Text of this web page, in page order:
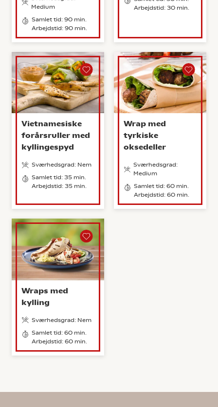
Medium
Samlet tid: 90 min.
Arbejdstid: 90 min.
Arbejdstid: 30 min.
Vietnamesiske
forårsruller med
kyllingespyd
Sværhedsgrad: Nem
Samlet tid: 35 min.
Arbejdstid: 35 min.
Wrap med
tyrkiske
oksedeller
Sværhedsgrad:
Medium
Samlet tid: 60 min.
Arbejdstid: 60 min.
Wraps med
kylling
Sværhedsgrad: Nem
Samlet tid: 60 min.
Arbejdstid: 60 min.